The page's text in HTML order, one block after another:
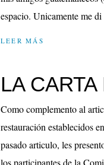
espacio. Unicamente me di
LEER MÁS
LA
Como complemento al
restauración establecidos
pasado articulo, les
los participantes de la